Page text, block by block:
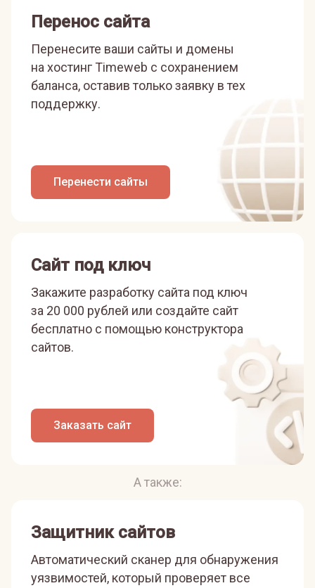
Перенос сайта
Перенесите ваши сайты и домены
на хостинг Timeweb с сохранением
баланса, оставив только заявку в тех
поддержку.
Перенести сайты
Сайт под ключ
Закажите разработку сайта под ключ
за 20 000 рублей или создайте сайт
бесплатно с помощью конструктора
сайтов.
Заказать сайт
А также:
Защитник сайтов
Автоматический сканер для обнаружения
уязвимостей, который проверяет все